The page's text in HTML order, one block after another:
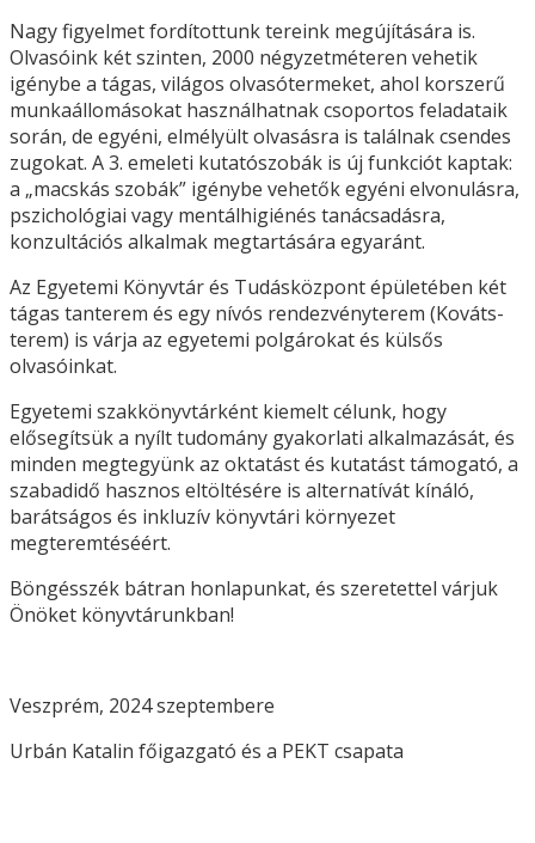
Nagy figyelmet fordítottunk tereink megújítására is.
Olvasóink két szinten, 2000 négyzetméteren vehetik
igénybe a tágas, világos olvasótermeket, ahol korszerű
munkaállomásokat használhatnak csoportos feladataik
során, de egyéni, elmélyült olvasásra is találnak csendes
zugokat. A 3. emeleti kutatószobák is új funkciót kaptak:
a „macskás szobák” igénybe vehetők egyéni elvonulásra,
pszichológiai vagy mentálhigiénés tanácsadásra,
konzultációs alkalmak megtartására egyaránt.
Az Egyetemi Könyvtár és Tudásközpont épületében két
tágas tanterem és egy nívós rendezvényterem (Kováts-
terem) is várja az egyetemi polgárokat és külsős
olvasóinkat.
Egyetemi szakkönyvtárként kiemelt célunk, hogy
elősegítsük a nyílt tudomány gyakorlati alkalmazását, és
minden megtegyünk az oktatást és kutatást támogató, a
szabadidő hasznos eltöltésére is alternatívát kínáló,
barátságos és inkluzív könyvtári környezet
megteremtéséért.
Böngésszék bátran honlapunkat, és szeretettel várjuk
Önöket könyvtárunkban!
Veszprém, 2024 szeptembere
Urbán Katalin főigazgató és a PEKT csapata